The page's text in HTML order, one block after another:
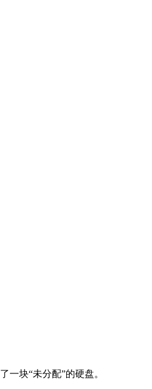
一块“未分配”的硬盘。